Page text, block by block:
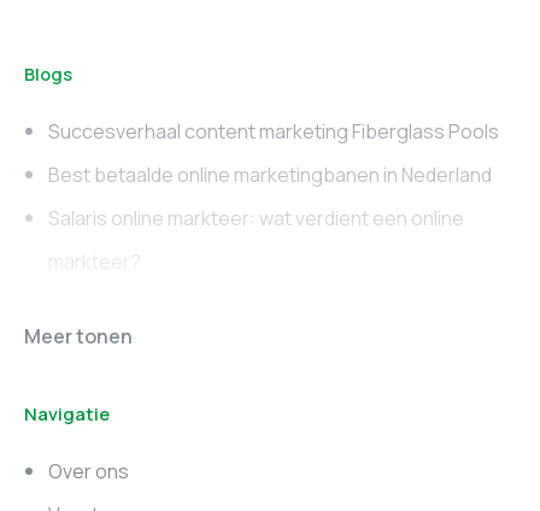
Blogs
Succesverhaal content marketing Fiberglass Pools
Best betaalde online marketingbanen in Nederland
Salaris online markteer: wat verdient een online
markteer?
Online marketing
Marketing vacatures
Zuid-Holland
Marketing vacatures
Meer tonen
Navigatie
Over ons